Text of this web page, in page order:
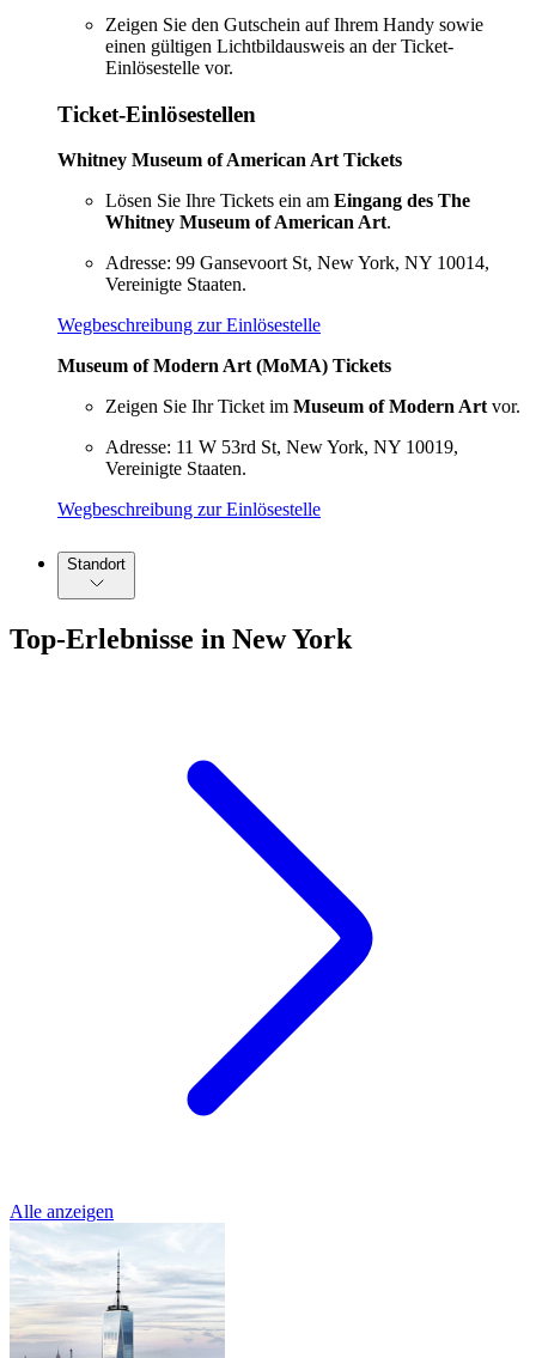
Zeigen Sie den Gutschein auf Ihrem Handy sowie
einen gültigen Lichtbildausweis an der Ticket-
Einlösestelle vor.
Ticket-Einlösestellen
Whitney Museum of American Art Tickets
Lösen Sie Ihre Tickets ein am Eingang des The
Whitney Museum of American Art.
Adresse: 99 Gansevoort St, New York, NY 10014,
Vereinigte Staaten.
Wegbeschreibung zur Einlösestelle
Museum of Modern Art (MoMA) Tickets
Zeigen Sie Ihr Ticket im Museum of Modern Art vor.
Adresse: 11 W 53rd St, New York, NY 10019,
Vereinigte Staaten.
Wegbeschreibung zur Einlösestelle
Standort
Top-Erlebnisse in New York
Alle anzeigen